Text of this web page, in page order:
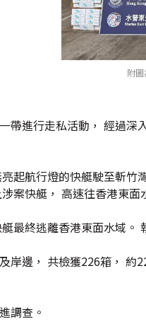
附
帶進行走私活動， 經過
起航行燈的快艇駛至斬
案快艇， 高速往香港東面
最終逃離香港東面水域。
岸邊， 共檢獲226箱，
調查。